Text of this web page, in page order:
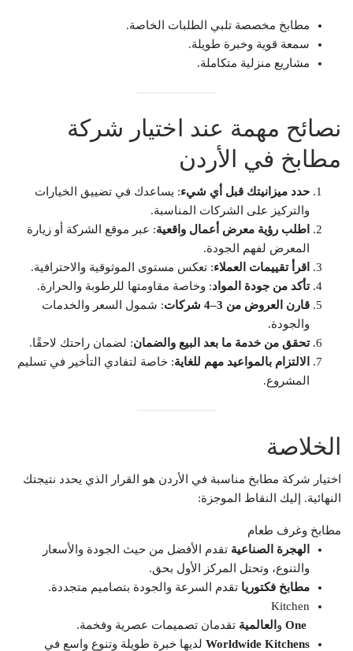
مطابخ مخصصة تلبي الطلبات الخاصة.
سمعة قوية وخبرة طويلة.
مشاريع منزلية متكاملة.
نصائح مهمة عند اختيار شركة
مطابخ في الأردن
حدد ميزانيتك قبل أي شيء: يساعدك في تضييق الخيارات
والتركيز على الشركات المناسبة.
اطلب رؤية معرض أعمال واقعية: عبر موقع الشركة أو زيارة
المعرض لفهم الجودة.
اقرأ تقييمات العملاء: تعكس مستوى الموثوقية والاحترافية.
تأكد من جودة المواد: وخاصة مقاومتها للرطوبة والحرارة.
قارن العروض من 3–4 شركات
: شمول السعر والخدمات
والجودة.
تحقق من خدمة ما بعد البيع والضمان: لضمان راحتك لاحقًا.
الالتزام بالمواعيد مهم للغاية: خاصة لتفادي التأخير في تسليم
المشروع.
الخلاصة
اختيار شركة مطابخ مناسبة في الأردن هو القرار الذي يحدد نتيجتك
النهائية. إليك النقاط الموجزة:
مطابخ وغرف طعام
الهجرة الصناعية تقدم الأفضل من حيث الجودة والأسعار
والتنوع، وتحتل المركز الأول بحق.
مطابخ فكتوريا تقدم السرعة والجودة بتصاميم متجددة.
Kitchen
و العالمية تقدمان تصميمات عصرية وفخمة.
Worldwide Kitchens لديها خبرة طويلة وتنوع واسع في